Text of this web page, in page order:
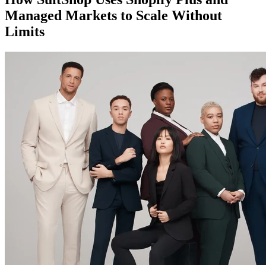
Managed Markets to Scale Without
Limits